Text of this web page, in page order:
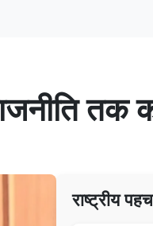
तक
राष्ट्रीय